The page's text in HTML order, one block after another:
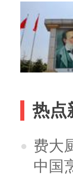
热点
费大
中国